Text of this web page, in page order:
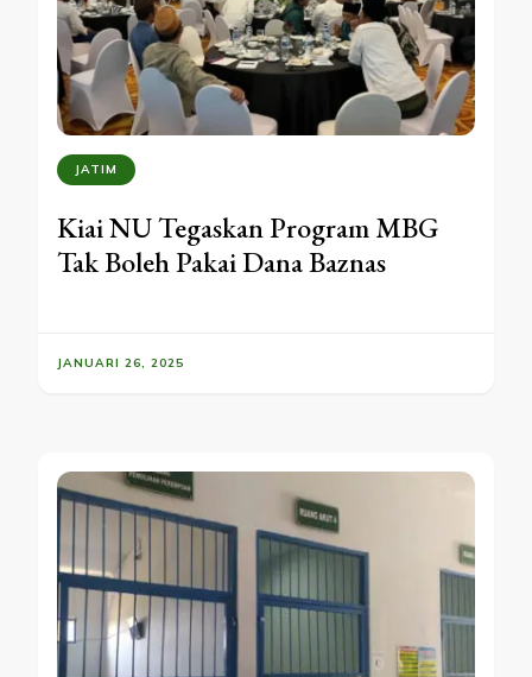
JATIM
Kiai NU Tegaskan Program MBG
Tak Boleh Pakai Dana Baznas
JANUARI 26, 2025